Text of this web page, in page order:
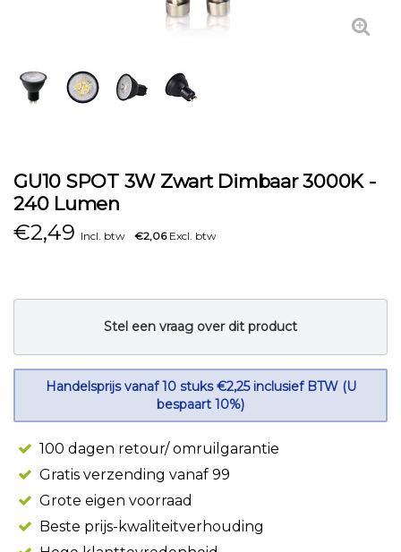
GU10 SPOT 3W Zwart Dimbaar 3000K -
240 Lumen
€2,49 Incl. btw €2,06Excl. btw
Stel een vraag over dit product
Handelsprijs vanaf 10 stuks €2,25 inclusief BTW (U
bespaart 10%)
100 dagen retour/ omruilgarantie
Gratis verzending vanaf 99
Grote eigen voorraad
Beste prijs-kwaliteitverhouding